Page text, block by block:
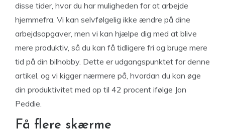
disse tider, hvor du har muligheden for at arbejde
hjemmefra. Vi kan selvfølgelig ikke ændre på dine
arbejdsopgaver, men vi kan hjælpe dig med at blive
mere produktiv, så du kan få tidligere fri og bruge mere
tid på din bilhobby. Dette er udgangspunktet for denne
artikel, og vi kigger nærmere på, hvordan du kan øge
din produktivitet med op til 42 procent ifølge Jon
Peddie.
Få flere skærme